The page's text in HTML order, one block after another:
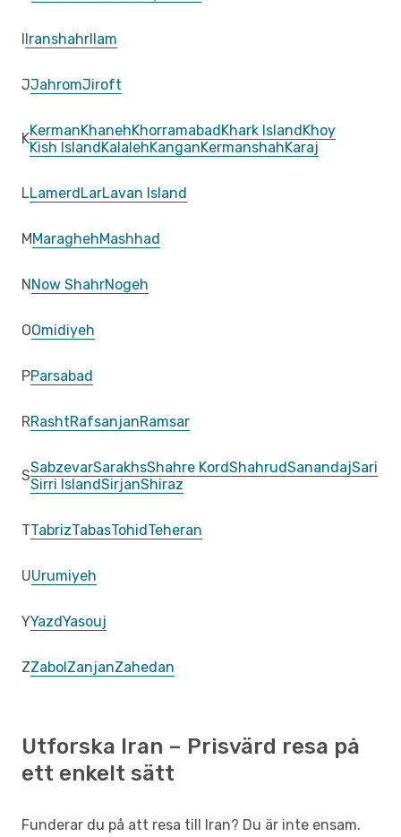
IIranshahrIlam
JJahromJiroft
KKermanKhanehKhorramabadKhark IslandKhoy
Kish IslandKalalehKanganKermanshahKaraj
LLamerdLarLavan Island
MMaraghehMashhad
NNow ShahrNogeh
OOmidiyeh
PParsabad
RRashtRafsanjanRamsar
SSabzevarSarakhsShahre KordShahrudSanandajSari
Sirri IslandSirjanShiraz
TTabrizTabasTohidTeheran
UUrumiyeh
YYazdYasouj
ZZabolZanjanZahedan
Utforska Iran – Prisvärd resa på
ett enkelt sätt
Funderar du på att resa till Iran? Du är inte ensam.